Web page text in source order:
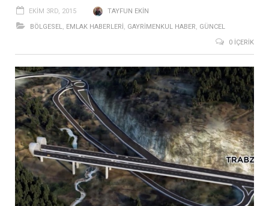
EKIM 3RD, 2015
TAYFUN EKIN
BÖLGESEL, EMLAK HABERLERI, GAYRIMENKUL HABER, GÜNCEL
0 İÇERIK